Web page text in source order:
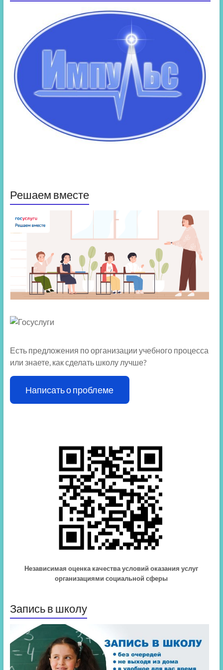
Решаем вместе
Есть предложения по организации учебного процесса
или знаете, как сделать школу лучше?
Написать о проблеме
Независимая оценка качества условий оказания услуг
организациями социальной сферы
Запись в школу